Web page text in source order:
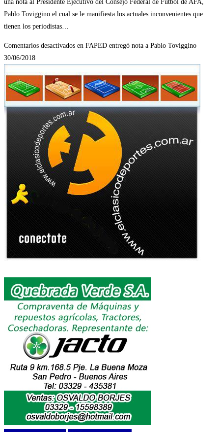
una nota al Presidente Ejecutivo del Consejo Federal de Fútbol de AFA,
Pablo Toviggino el cual se le manifiesta los actuales inconvenientes que
tienen los periodistas…
Comentarios desactivados en FAPED entregó nota a Pablo Toviggino
30/06/2018